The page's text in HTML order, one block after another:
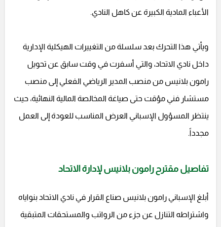
الأعباء المادية الكبيرة عن كاهل النادي.
ويأتي هذا التحرك بعد سلسلة من التغييرات الهيكلية الإدارية
داخل نادي الاتحاد، والتي أسفرت في وقت سابق عن تحويل
رامون بلانيس من منصب المدير الرياضي الفعلي إلى منصب
مستشار فني مؤقت حتى صياغة المخالصة المالية النهائية، حيث
ينتظر المسؤول الإسباني العرض المناسب للعودة إلى العمل
مجدداً.
تفاصيل مقترح رامون بلانيس لإدارة الاتحاد
أبلغ الإسباني رامون بلانيس صناع القرار في نادي الاتحاد بنواياه
واشتراطه التنازل عن جزء من الرواتب والمستحقات المتبقية